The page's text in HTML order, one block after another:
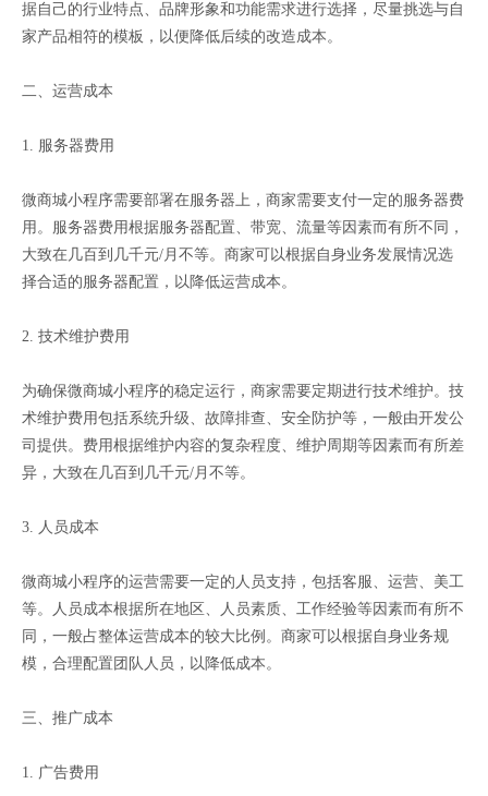
据自己的行业特点、品牌形象和功能需求进行选择，尽量挑选与自
家产品相符的模板，以便降低后续的改造成本。
二、运营成本
1. 服务器费用
微商城小程序需要部署在服务器上，商家需要支付一定的服务器费
用。服务器费用根据服务器配置、带宽、流量等因素而有所不同，
大致在几百到几千元/月不等。商家可以根据自身业务发展情况选
择合适的服务器配置，以降低运营成本。
2. 技术维护费用
为确保微商城小程序的稳定运行，商家需要定期进行技术维护。技
术维护费用包括系统升级、故障排查、安全防护等，一般由开发公
司提供。费用根据维护内容的复杂程度、维护周期等因素而有所差
异，大致在几百到几千元/月不等。
3. 人员成本
微商城小程序的运营需要一定的人员支持，包括客服、运营、美工
等。人员成本根据所在地区、人员素质、工作经验等因素而有所不
同，一般占整体运营成本的较大比例。商家可以根据自身业务规
模，合理配置团队人员，以降低成本。
三、推广成本
1. 广告费用